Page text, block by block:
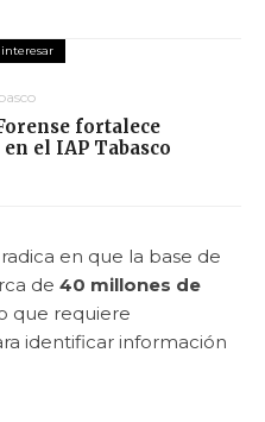
fortalece
el IAP Tabasco
en que la base de
de 40 millones de
que requiere
identificar información